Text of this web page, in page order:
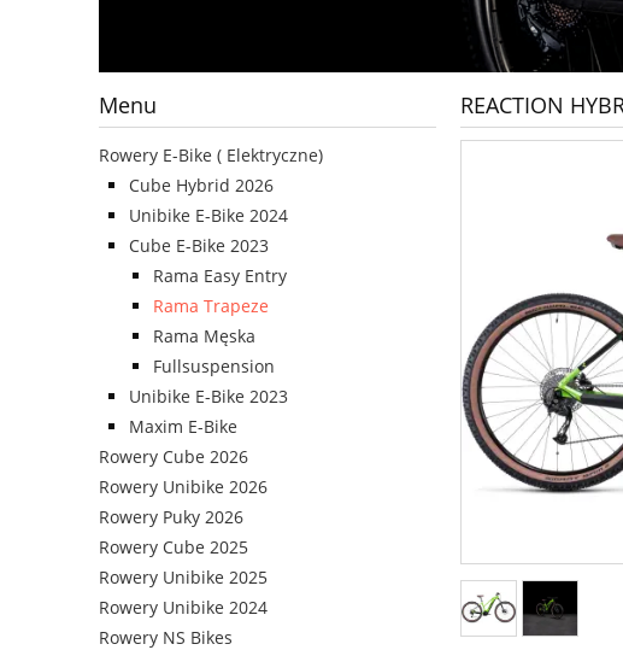
Menu
Rowery E-Bike ( Elektryczne)
Cube Hybrid 2026
Unibike E-Bike 2024
Cube E-Bike 2023
Rama Easy Entry
Rama Trapeze
Rama Męska
Fullsuspension
Unibike E-Bike 2023
Maxim E-Bike
Rowery Cube 2026
Rowery Unibike 2026
Rowery Puky 2026
Rowery Cube 2025
Rowery Unibike 2025
Rowery Unibike 2024
Rowery NS Bikes
REACTION